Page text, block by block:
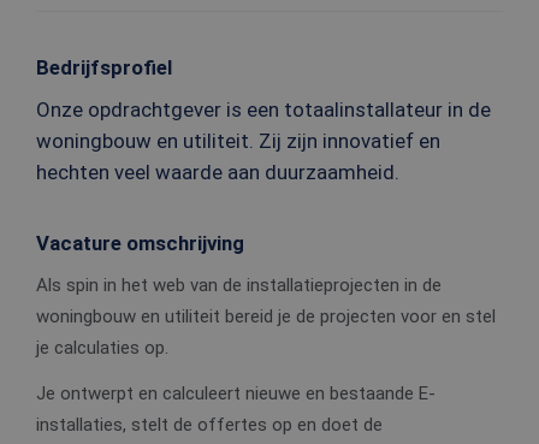
Bedrijfsprofiel
Onze opdrachtgever is een totaalinstallateur in de
woningbouw en utiliteit. Zij zijn innovatief en
hechten veel waarde aan duurzaamheid.
Vacature omschrijving
Als spin in het web van de installatieprojecten in de
woningbouw en utiliteit bereid je de projecten voor en stel
je calculaties op.
Je ontwerpt en calculeert nieuwe en bestaande E-
installaties, stelt de offertes op en doet de